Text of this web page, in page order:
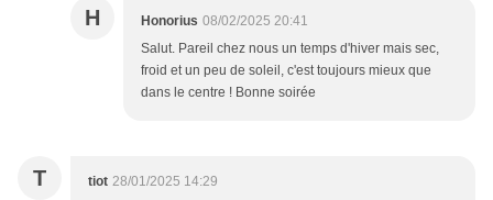
H Honorius 08/02/2025 20:41
Salut. Pareil chez nous un temps d'hiver mais sec,
froid et un peu de soleil, c'est toujours mieux que
dans le centre ! Bonne soirée
T tiot 28/01/2025 14:29